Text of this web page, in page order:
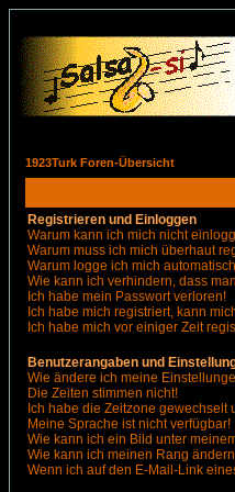
1923Turk Foren-Übersicht
Registrieren und Einloggen
Warum kann ich mich nicht
Warum muss ich mich überhaut
Warum logge ich mich
Wie kann ich verhindern, dass
Ich habe mein Passwort verloren!
Ich habe mich registriert, kann
Ich habe mich vor einiger Zeit
Benutzerangaben und
Wie ändere ich meine
Die Zeiten stimmen nicht!
Ich habe die Zeitzone gewechselt
Meine Sprache ist nicht verfügbar!
Wie kann ich ein Bild unter
Wie kann ich meinen Rang
Wenn ich auf den E-Mail-Link